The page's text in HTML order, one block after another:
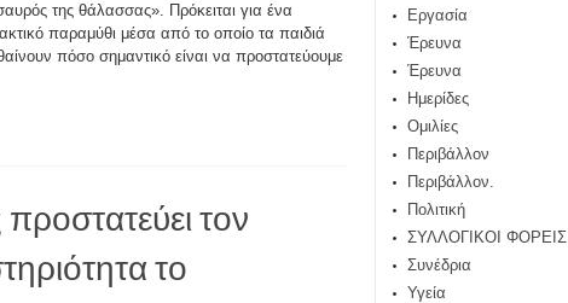
της θάλασσας». Πρόκειται για ένα
παραμύθι μέσα από το οποίο τα παιδιά
πόσο σημαντικό είναι να προστατεύουμε
τον
το
Εργασία
Έρευνα
Έρευνα
Ημερίδες
Ομιλίες
Περιβάλλον
Περιβάλλον.
Πολιτική
ΣΥΛΛΟΓΙΚΟΙ ΦΟΡΕΙΣ
Συνέδρια
Υγεία